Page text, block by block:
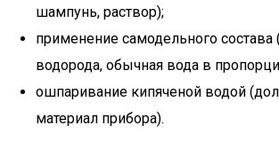
шампунь, раствор);
применение самодельного состава
водорода, обычная вода в
ошпаривание кипяченой водой
материал прибора).